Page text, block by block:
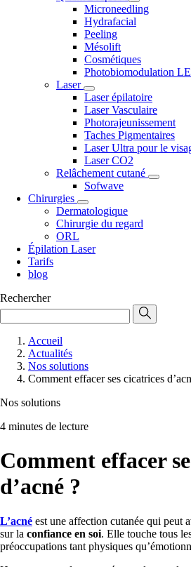
Microneedling
Hydrafacial
Peeling
Mésolift
Cosmétiques
Photobiomodulation
Laser
Laser épilatoire
Laser Vasculaire
Photorajeunissement
Taches Pigmentaires
Laser Ultra pour le
Laser CO2
Relâchement cutané
Sofwave
Chirurgies
Dermatologique
Chirurgie du regard
ORL
Épilation Laser
Tarifs
blog
Rechercher
Accueil
Actualités
Nos solutions
Comment effacer ses cicatrices
Nos solutions
4 minutes de lecture
Comment effacer
d’acné ?
L’acné est une affection cutanée qui peut
sur la confiance en soi. Elle touche tous
préoccupations tant physiques